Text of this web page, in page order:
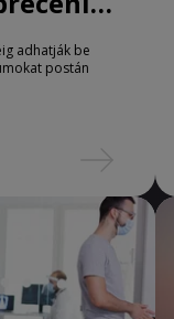
adhatják be
postán